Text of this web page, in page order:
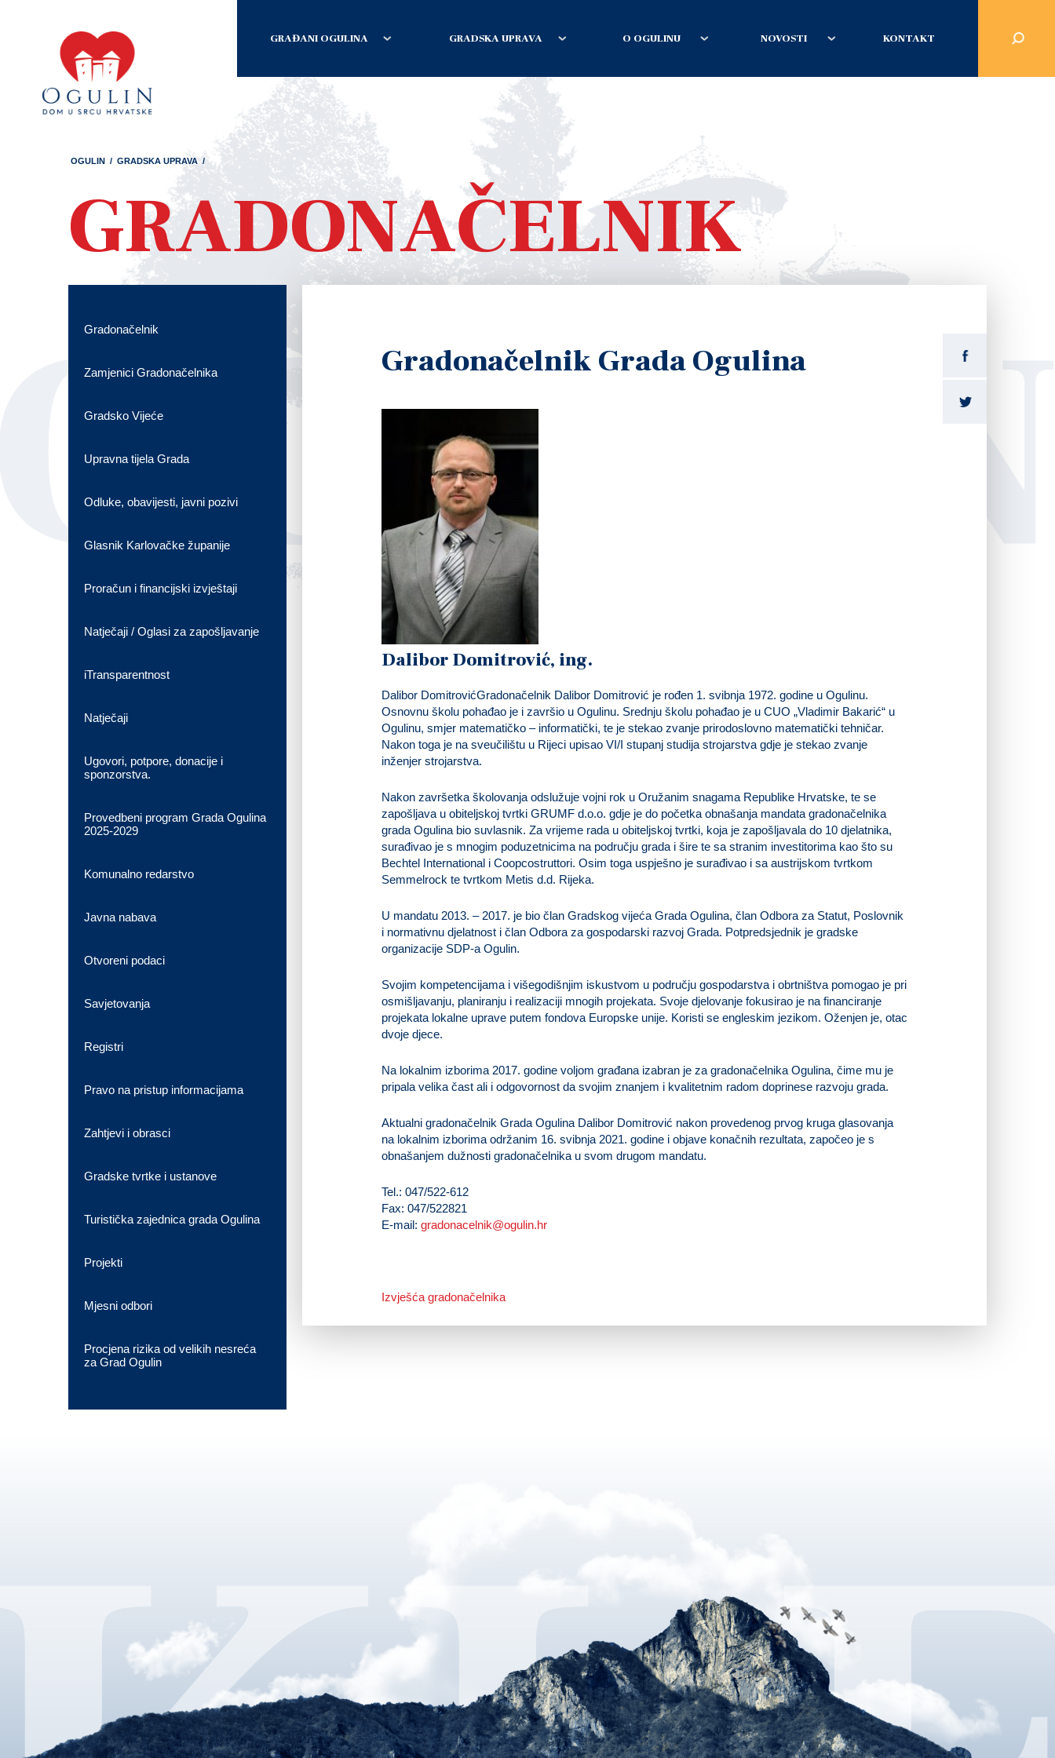
GRAĐANI OGULINA GRADSKA UPRAVA O OGULINU NOVOSTI KONTAKT
OGULIN / GRADSKA UPRAVA /
GRADONAČELNIK
Gradonačelnik Grada Ogulina
Dalibor Domitrović, ing.
Dalibor DomitrovićGradonačelnik Dalibor Domitrović je rođen 1. svibnja 1972. godine u Ogulinu.
Osnovnu školu pohađao je i završio u Ogulinu. Srednju školu pohađao je u CUO „Vladimir Bakarić“ u
Ogulinu, smjer matematičko – informatički, te je stekao zvanje prirodoslovno matematički tehničar.
Nakon toga je na sveučilištu u Rijeci upisao VI/I stupanj studija strojarstva gdje je stekao zvanje
inženjer strojarstva.
Nakon završetka školovanja odslužuje vojni rok u Oružanim snagama Republike Hrvatske, te se
zapošljava u obiteljskoj tvrtki GRUMF d.o.o. gdje je do početka obnašanja mandata gradonačelnika
grada Ogulina bio suvlasnik. Za vrijeme rada u obiteljskoj tvrtki, koja je zapošljavala do 10 djelatnika,
surađivao je s mnogim poduzetnicima na području grada i šire te sa stranim investitorima kao što su
Bechtel International i Coopcostruttori. Osim toga uspješno je surađivao i sa austrijskom tvrtkom
Semmelrock te tvrtkom Metis d.d. Rijeka.
U mandatu 2013. – 2017. je bio član Gradskog vijeća Grada Ogulina, član Odbora za Statut, Poslovnik
i normativnu djelatnost i član Odbora za gospodarski razvoj Grada. Potpredsjednik je gradske
organizacije SDP-a Ogulin.
Svojim kompetencijama i višegodišnjim iskustvom u području gospodarstva i obrtništva pomogao je pri
osmišljavanju, planiranju i realizaciji mnogih projekata. Svoje djelovanje fokusirao je na financiranje
projekata lokalne uprave putem fondova Europske unije. Koristi se engleskim jezikom. Oženjen je, otac
dvoje djece.
Na lokalnim izborima 2017. godine voljom građana izabran je za gradonačelnika Ogulina, čime mu je
pripala velika čast ali i odgovornost da svojim znanjem i kvalitetnim radom doprinese razvoju grada.
Aktualni gradonačelnik Grada Ogulina Dalibor Domitrović nakon provedenog prvog kruga glasovanja
na lokalnim izborima održanim 16. svibnja 2021. godine i objave konačnih rezultata, započeo je s
obnašanjem dužnosti gradonačelnika u svom drugom mandatu.
Tel.: 047/522-612
Fax: 047/522821
E-mail: gradonacelnik@ogulin.hr
Izvješća gradonačelnika
Gradonačelnik
Zamjenici Gradonačelnika
Gradsko Vijeće
Upravna tijela Grada
Odluke, obavijesti, javni pozivi
Glasnik Karlovačke županije
Proračun i financijski izvještaji
Natječaji / Oglasi za zapošljavanje
iTransparentnost
Natječaji
Ugovori, potpore, donacije i
sponzorstva.
Provedbeni program Grada Ogulina
2025-2029
Komunalno redarstvo
Javna nabava
Otvoreni podaci
Savjetovanja
Registri
Pravo na pristup informacijama
Zahtjevi i obrasci
Gradske tvrtke i ustanove
Turistička zajednica grada Ogulina
Projekti
Mjesni odbori
Procjena rizika od velikih nesreća
za Grad Ogulin